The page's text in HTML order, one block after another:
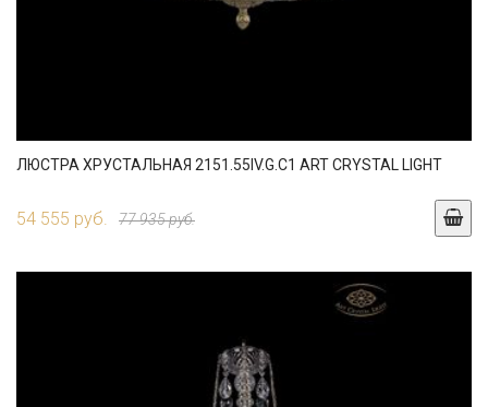
ЛЮСТРА ХРУСТАЛЬНАЯ 2151.55IV.G.C1 ART CRYSTAL LIGHT
54 555 руб. 77 935 руб.